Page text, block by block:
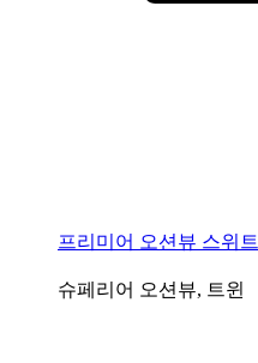
프리미어 오션뷰 스위트
슈페리어 오션뷰, 트윈